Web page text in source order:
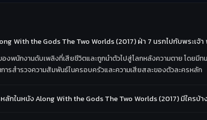
With the Gods The Two Worlds (2017) ฝ่า 7 นรกไปกับพระเจ้
องพนักงานดับเพลิงที่เสียชีวิตและถูกนำตัวไปสู่โลกหลังความตาย โดยมี
การสำรวจความสัมพันธ์ในครอบครัวและความเสียสละของตัวละครหลัก
ลักในหนัง Along With the Gods The Two Worlds (2017) มีใครบ้า